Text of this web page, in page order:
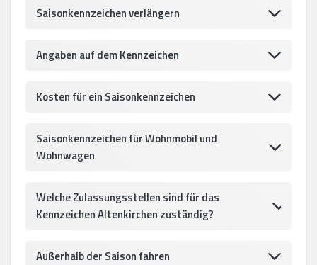
Saisonkennzeichen verlängern
Angaben auf dem Kennzeichen
Kosten für ein Saisonkennzeichen
Saisonkennzeichen für Wohnmobil und
Wohnwagen
Welche Zulassungsstellen sind für das
Kennzeichen Altenkirchen zuständig?
Außerhalb der Saison fahren